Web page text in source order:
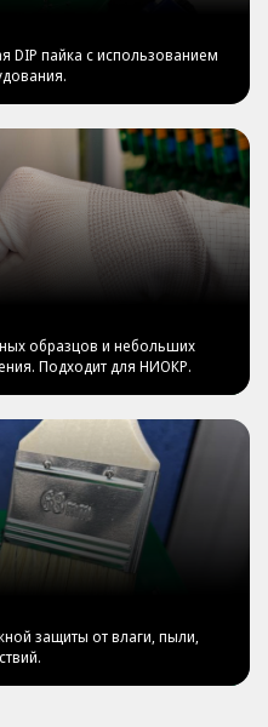
DIP пайка с использованием
образцов и небольших
Подходит для НИОКР.
защиты от влаги, пыли,